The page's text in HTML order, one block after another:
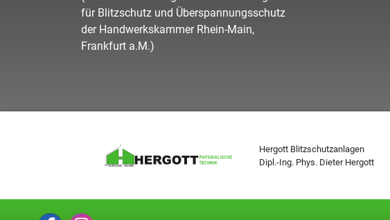
für Blitzschutz und Überspannungsschutz
der Handwerkskammer Rhein-Main,
Frankfurt a.M.)
Hergott Blitzschutzanlagen
Dipl.-Ing. Phys. Dieter Hergott